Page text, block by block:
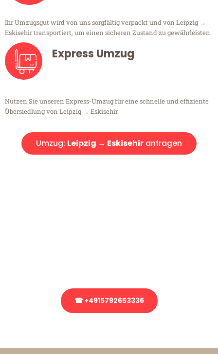
Ihr Umzugsgut wird von uns sorgfältig verpackt und von Leipzig →
Eskisehir transportiert, um einen sicheren Zustand zu gewährleisten.
Express Umzug
Nutzen Sie unseren Express-Umzug für eine schnelle und effiziente
Übersiedlung von Leipzig → Eskisehir.
Umzug: Leipzig → Eskisehir anfragen
☎ +4915792653336